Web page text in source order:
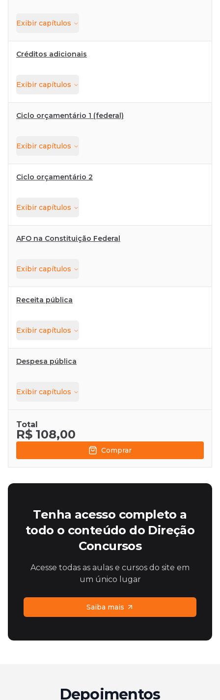
Exibir capítulos
Créditos adicionais
Exibir capítulos
Ciclo orçamentário 1 (federal)
Exibir capítulos
Ciclo orçamentário 2
Exibir capítulos
AFO na Constituição Federal
Exibir capítulos
Receita pública
Exibir capítulos
Despesa pública
Exibir capítulos
Total
R$ 108,00
Comprar
Tenha acesso completo a
todo o conteúdo do Direção
Concursos
Acesse todas as aulas e cursos do site em
um único lugar
Saiba mais
Depoimentos